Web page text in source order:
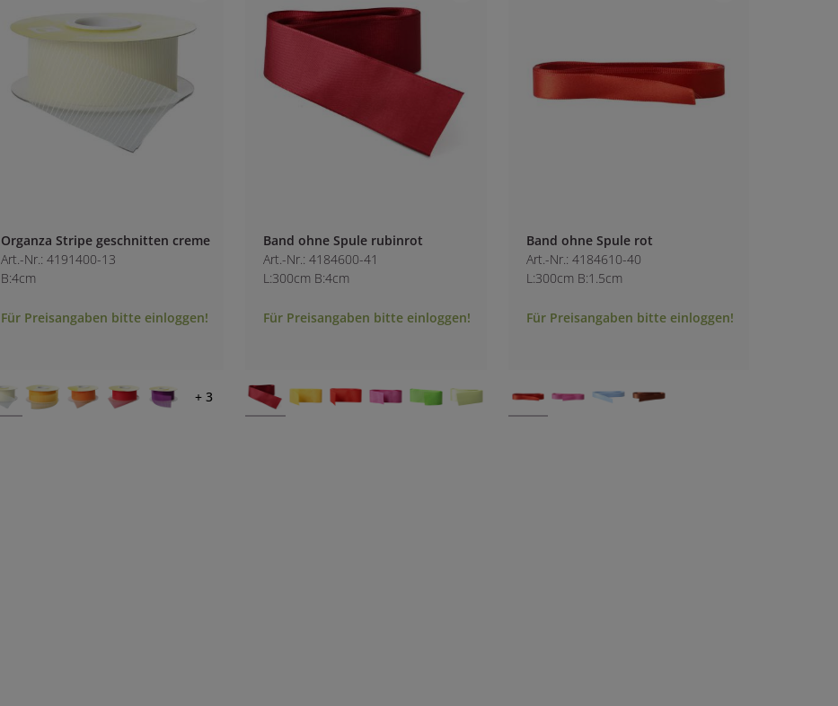
Organza Stripe geschnitten creme
Art.-Nr.: 4191400-13
B:4cm
Für Preisangaben bitte einloggen!
+ 3
Band ohne Spule rubinrot
Art.-Nr.: 4184600-41
L:300cm B:4cm
Für Preisangaben bitte einloggen!
Band ohne Spule rot
Art.-Nr.: 4184610-40
L:300cm B:1.5cm
Für Preisangaben bitte einloggen!